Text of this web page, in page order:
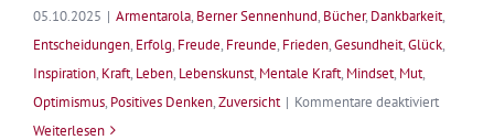
05.10.2025 | Armentarola, Berner Sennenhund, Bücher, Dankbarkeit,
Entscheidungen, Erfolg, Freude, Freunde, Frieden,Gesundheit,Glück,
Inspiration, Kraft, Leben, Lebenskunst, Mentale Kraft, Mindset, Mut,
Optimismus, Positives Denken,Zuversicht | Kommentare deaktiviertfür
Weiterlesen